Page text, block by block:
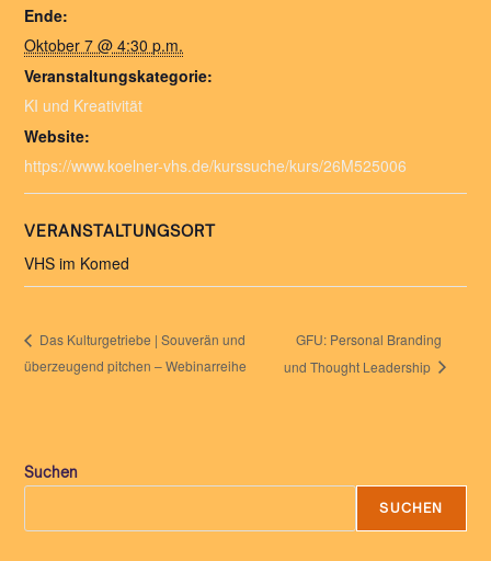
Ende:
Oktober 7 @ 4:30 p.m.
Veranstaltungskategorie:
KI und Kreativität
Website:
https://www.koelner-vhs.de/kurssuche/kurs/26M525006
VERANSTALTUNGSORT
VHS im Komed
Das Kulturgetriebe | Souverän und
überzeugend pitchen – Webinarreihe
GFU: Personal Branding
und Thought Leadership
Suchen
SUCHEN